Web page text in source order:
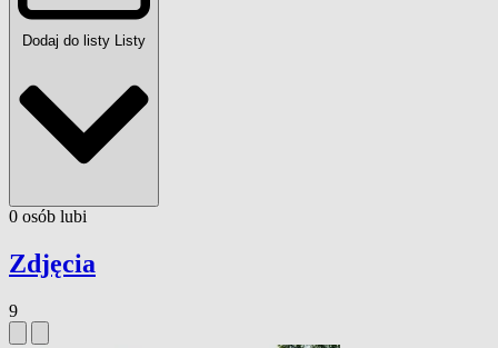
Dodaj do listy Listy
0 osób lubi
Zdjęcia
9